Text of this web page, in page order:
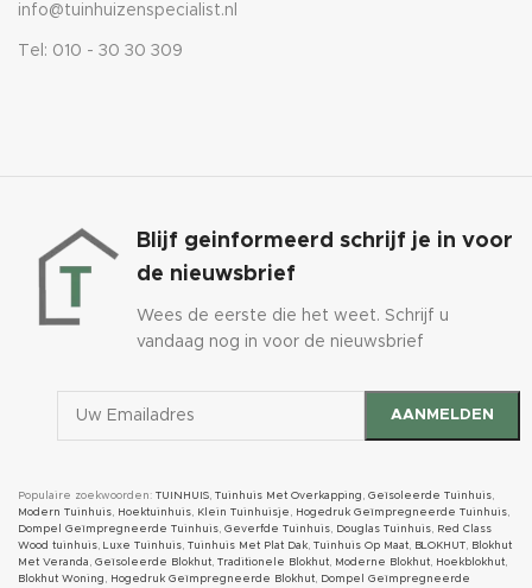
info@tuinhuizenspecialist.nl
Tel: 010 - 30 30 309
Blijf geinformeerd schrijf je in voor
de nieuwsbrief
Wees de eerste die het weet. Schrijf u
vandaag nog in voor de nieuwsbrief
Populaire zoekwoorden: TUINHUIS, Tuinhuis Met Overkapping , Geïsoleerde Tuinhuis,
Modern Tuinhuis, Hoektuinhuis, Klein Tuinhuisje , Hogedruk Geïmpregneerde Tuinhuis,
Dompel Geïmpregneerde Tuinhuis, Geverfde Tuinhuis, Douglas Tuinhuis, Red Class
Wood tuinhuis, Luxe Tuinhuis, Tuinhuis Met Plat Dak, Tuinhuis Op Maat, BLOKHUT, Blokhut
Met Veranda , Geïsoleerde Blokhut, Traditionele Blokhut, Moderne Blokhut, Hoekblokhut,
Blokhut Woning , Hogedruk Geïmpregneerde Blokhut, Dompel Geïmpregneerde